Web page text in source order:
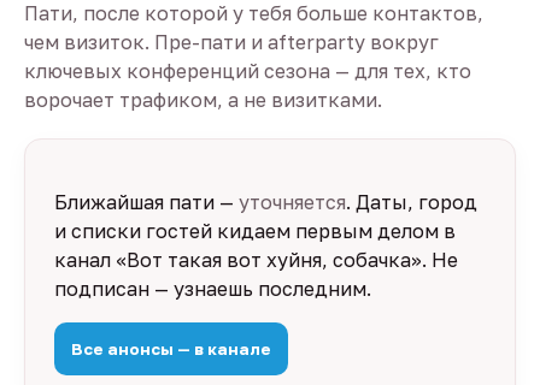
Пати, после которой у тебя больше контактов,
чем визиток. Пре-пати и afterparty вокруг
ключевых конференций сезона — для тех, кто
ворочает трафиком, а не визитками.
Ближайшая пати — уточняется. Даты, город
и списки гостей кидаем первым делом в
канал «Вот такая вот хуйня, собачка». Не
подписан — узнаешь последним.
Все анонсы — в канале